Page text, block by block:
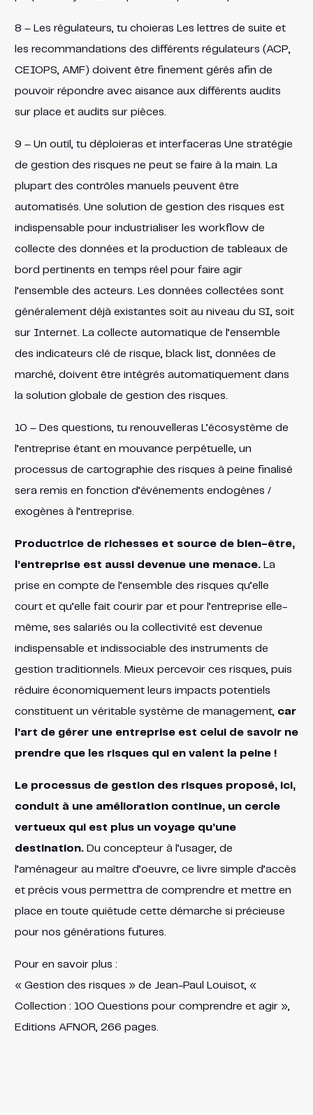
8 – Les régulateurs, tu choieras Les lettres de suite et
les recommandations des différents régulateurs (ACP,
CEIOPS, AMF) doivent être finement gérés afin de
pouvoir répondre avec aisance aux différents audits
sur place et audits sur pièces.
9 – Un outil, tu déploieras et interfaceras Une stratégie
de gestion des risques ne peut se faire à la main. La
plupart des contrôles manuels peuvent être
automatisés. Une solution de gestion des risques est
indispensable pour industrialiser les workflow de
collecte des données et la production de tableaux de
bord pertinents en temps réel pour faire agir
l’ensemble des acteurs. Les données collectées sont
généralement déjà existantes soit au niveau du SI, soit
sur Internet. La collecte automatique de l’ensemble
des indicateurs clé de risque, black list, données de
marché, doivent être intégrés automatiquement dans
la solution globale de gestion des risques.
10 – Des questions, tu renouvelleras L’écosystème de
l’entreprise étant en mouvance perpétuelle, un
processus de cartographie des risques à peine finalisé
sera remis en fonction d’événements endogènes /
exogènes à l’entreprise.
Productrice de richesses et source de bien-être,
l’entreprise est aussi devenue une menace.La
prise en compte de l’ensemble des risques qu’elle
court et qu’elle fait courir par et pour l’entreprise elle-
même, ses salariés ou la collectivité est devenue
indispensable et indissociable des instruments de
gestion traditionnels. Mieux percevoir ces risques, puis
réduire économiquement leurs impacts potentiels
constituent un véritable système de management, car
l’art de gérer une entreprise est celui de savoir ne
prendre que les risques qui en valent la peine !
Le processus de gestion des risques proposé, ici,
conduit à une amélioration continue, un cercle
vertueux qui est plus un voyage qu’une
destination.Du concepteur à l’usager, de
l’aménageur au maître d’oeuvre, ce livre simple d’accès
et précis vous permettra de comprendre et mettre en
place en toute quiétude cette démarche si précieuse
pour nos générations futures.
Pour en savoir plus :
« Gestion des risques » de Jean-Paul Louisot, «
Collection : 100 Questions pour comprendre et agir »,
Editions AFNOR, 266 pages.